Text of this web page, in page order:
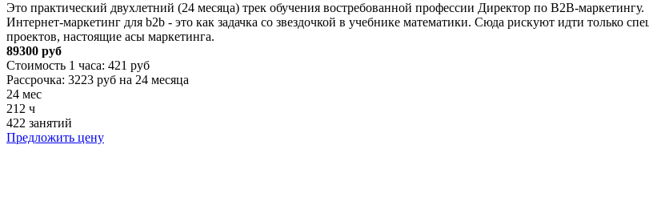
Это практический двухлетний (24 месяца) трек обучения востребованной профессии Директор по B2B-маркетингу.
Интернет-маркетинг для b2b - это как задачка со звездочкой в учебнике математики. Сюда рискуют идти
проектов, настоящие асы маркетинга.
89300 руб
Стоимость 1 часа: 421 руб
Рассрочка: 3223 руб на 24 месяца
24 мес
212 ч
422 занятий
Предложить цену